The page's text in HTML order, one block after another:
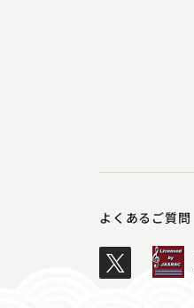
よくあるご質問